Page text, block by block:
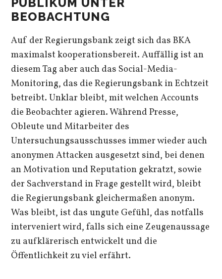
PUBLIKUM UNTER
BEOBACHTUNG
Auf der Regierungsbank zeigt sich das BKA
maximalst kooperationsbereit. Auffällig ist an
diesem Tag aber auch das Social-Media-
Monitoring, das die Regierungsbank in Echtzeit
betreibt. Unklar bleibt, mit welchen Accounts
die Beobachter agieren. Während Presse,
Obleute und Mitarbeiter des
Untersuchungsausschusses immer wieder auch
anonymen Attacken ausgesetzt sind, bei denen
an Motivation und Reputation gekratzt, sowie
der Sachverstand in Frage gestellt wird, bleibt
die Regierungsbank gleichermaßen anonym.
Was bleibt, ist das ungute Gefühl, das notfalls
interveniert wird, falls sich eine Zeugenaussage
zu aufklärerisch entwickelt und die
Öffentlichkeit zu viel erfährt.